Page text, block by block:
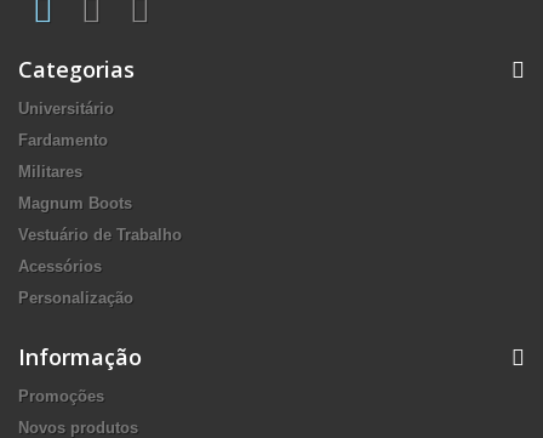
Categorias
Universitário
Fardamento
Militares
Magnum Boots
Vestuário de Trabalho
Acessórios
Personalização
Informação
Promoções
Novos produtos